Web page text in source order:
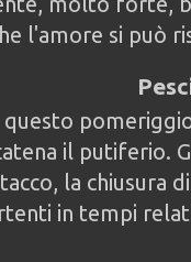
l'amore si può
il putiferio.
la chiusura
in tempi